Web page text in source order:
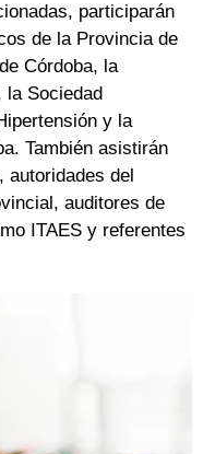
participarán
de la Provincia de
Córdoba, la
la Sociedad
y la
También asistirán
del
auditores de
ITAES y referentes